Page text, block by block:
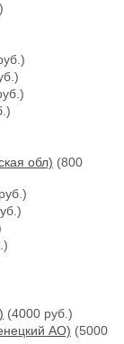
обл) (800
(4000 руб.)
АО) (5000